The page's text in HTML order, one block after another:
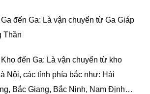
đến Ga: Là vận chuyển từ Ga Giáp
Thần
đến Ga: Là vận chuyển từ kho
Nội, các tỉnh phía bắc như: Hải
Bắc Giang, Bắc Ninh, Nam Định…